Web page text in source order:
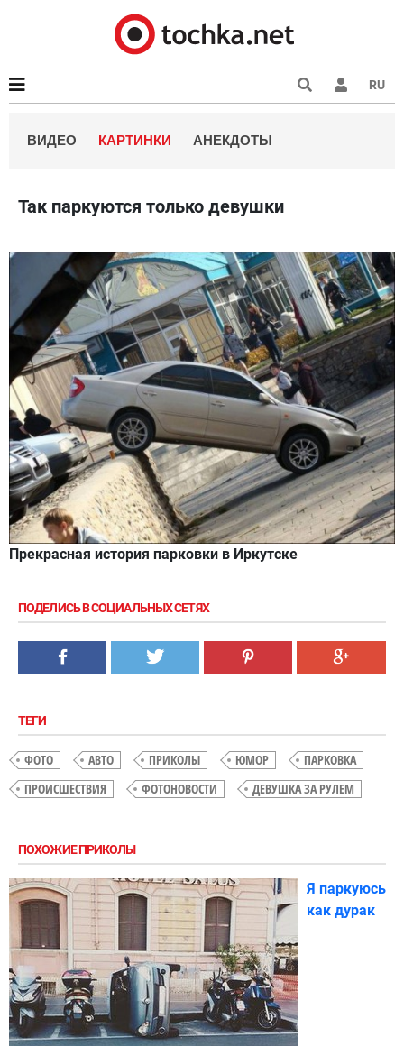
RU
ВИДЕО КАРТИНКИ АНЕКДОТЫ
Так паркуются только девушки
Прекрасная история парковки в Иркутске
ПОДЕЛИСЬ В СОЦИАЛЬНЫХ СЕТЯХ
ТЕГИ
ФОТО АВТО ПРИКОЛЫ ЮМОР
ПАРКОВКА
ПРОИСШЕСТВИЯ
ФОТОНОВОСТИ ДЕВУШКА ЗА РУЛЕМ
ПОХОЖИЕ ПРИКОЛЫ
Я паркуюсь
как дурак